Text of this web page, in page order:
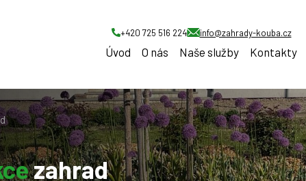
+420 725 516 224 info@zahrady-kouba.cz
Úvod O nás Naše služby Kontakty
zahrad